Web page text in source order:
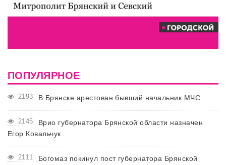
ПОПУЛЯРНОЕ
2193 В Брянске арестован бывший начальник МЧС
2145
Врио губернатора Брянской области назначен
Егор Ковальчук
2111
Богомаз покинул пост губернатора Брянской